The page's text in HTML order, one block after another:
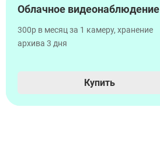
Облачное видеонаблюдение
300р в месяц за 1 камеру, хранение
архива 3 дня
Купить